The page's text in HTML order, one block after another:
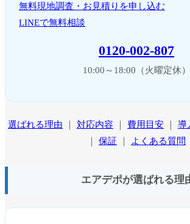
無料現地調査・お見積りを申し込む
LINEで無料相談
0120-002-807
10:00～18:00（火曜定休）
選ばれる理由 対応内容 費用目安 導
保証 よくある質問
エアデポが選ばれる理